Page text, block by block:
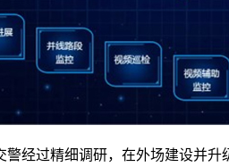
经过精细调研，在外场建设并